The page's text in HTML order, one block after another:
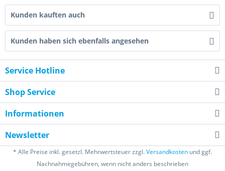
Kunden kauften auch
Kunden haben sich ebenfalls angesehen
Service Hotline
Shop Service
Informationen
Newsletter
* Alle Preise inkl. gesetzl. Mehrwertsteuer zzgl.Versandkosten und ggf.
Nachnahmegebühren, wenn nicht anders beschrieben